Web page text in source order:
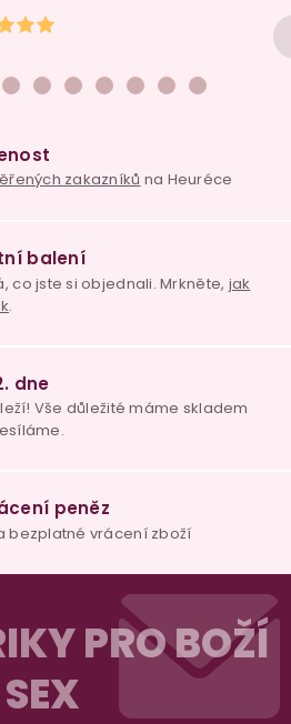
obchodu je 5 z 5 hvězdiček.
PRO BOŽÍ
SEX